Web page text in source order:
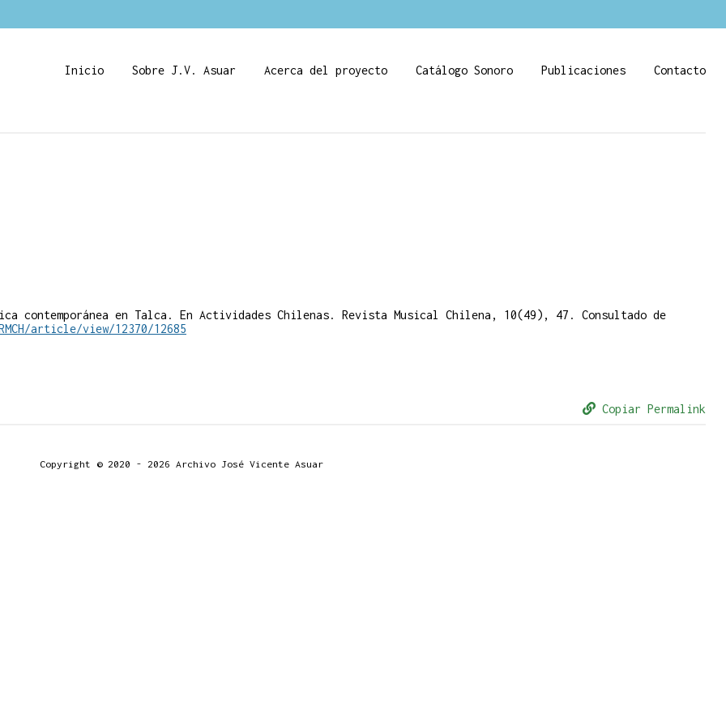
Inicio Sobre J.V. Asuar Acerca del proyecto Catálogo Sonoro Publicaciones Contacto
contemporánea en Talca. En Actividades Chilenas. Revista Musical Chilena, 10(49), 47. Consultado de
article/view/12370/12685
Copiar Permalink
Copyright © 2020 - 2026 Archivo José Vicente Asuar